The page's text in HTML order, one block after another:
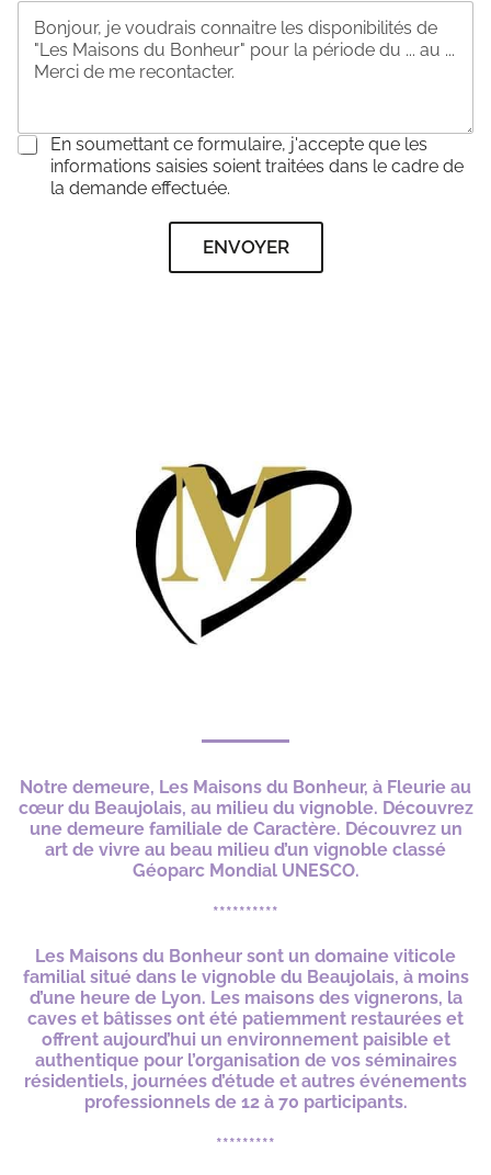
C
En soumettant ce formulaire, j'accepte que les
informations saisies soient traitées dans le cadre de
la demande effectuée.
ENVOYER
Notre demeure, Les Maisons du Bonheur, à Fleurie au
cœur du Beaujolais, au milieu du vignoble. Découvrez
une demeure familiale de Caractère. Découvrez un
art de vivre au beau milieu d’un vignoble classé
Géoparc Mondial UNESCO.
**********
Les Maisons du Bonheur sont un domaine viticole
familial situé dans le vignoble du Beaujolais, à moins
d’une heure de Lyon. Les maisons des vignerons, la
caves et bâtisses ont été patiemment restaurées et
offrent aujourd’hui un environnement paisible et
authentique pour l’organisation de vos séminaires
résidentiels, journées d’étude et autres événements
professionnels de 12 à 70 participants.
*********